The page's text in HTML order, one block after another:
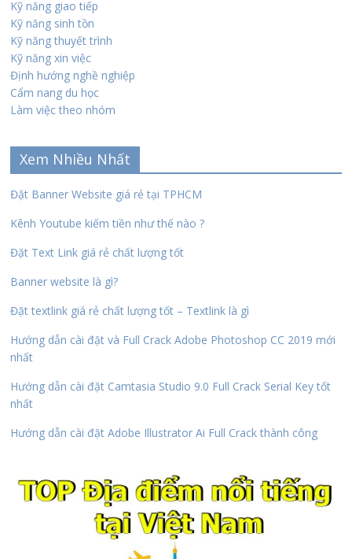
Kỹ năng giao tiếp
Kỹ năng sinh tồn
Kỹ năng thuyết trình
Kỹ năng xin việc
Định hướng nghề nghiệp
Cẩm nang du học
Làm việc theo nhóm
Xem Nhiều Nhất
Đặt Banner Website giá rẻ tại TPHCM
Kênh Youtube kiếm tiền như thế nào ?
Đặt Text Link giá rẻ chất lượng tốt
Banner website là gì?
Đặt textlink giá rẻ chất lượng tốt – Textlink là gì
Hướng dẫn cài đặt và Full Crack Adobe Photoshop CC 2019 mới
nhất
Hướng dẫn cài đặt Camtasia Studio 9.0 Full Crack Serial Key tốt
nhất
Hướng dẫn cài đặt Adobe Illustrator Ai Full Crack thành công